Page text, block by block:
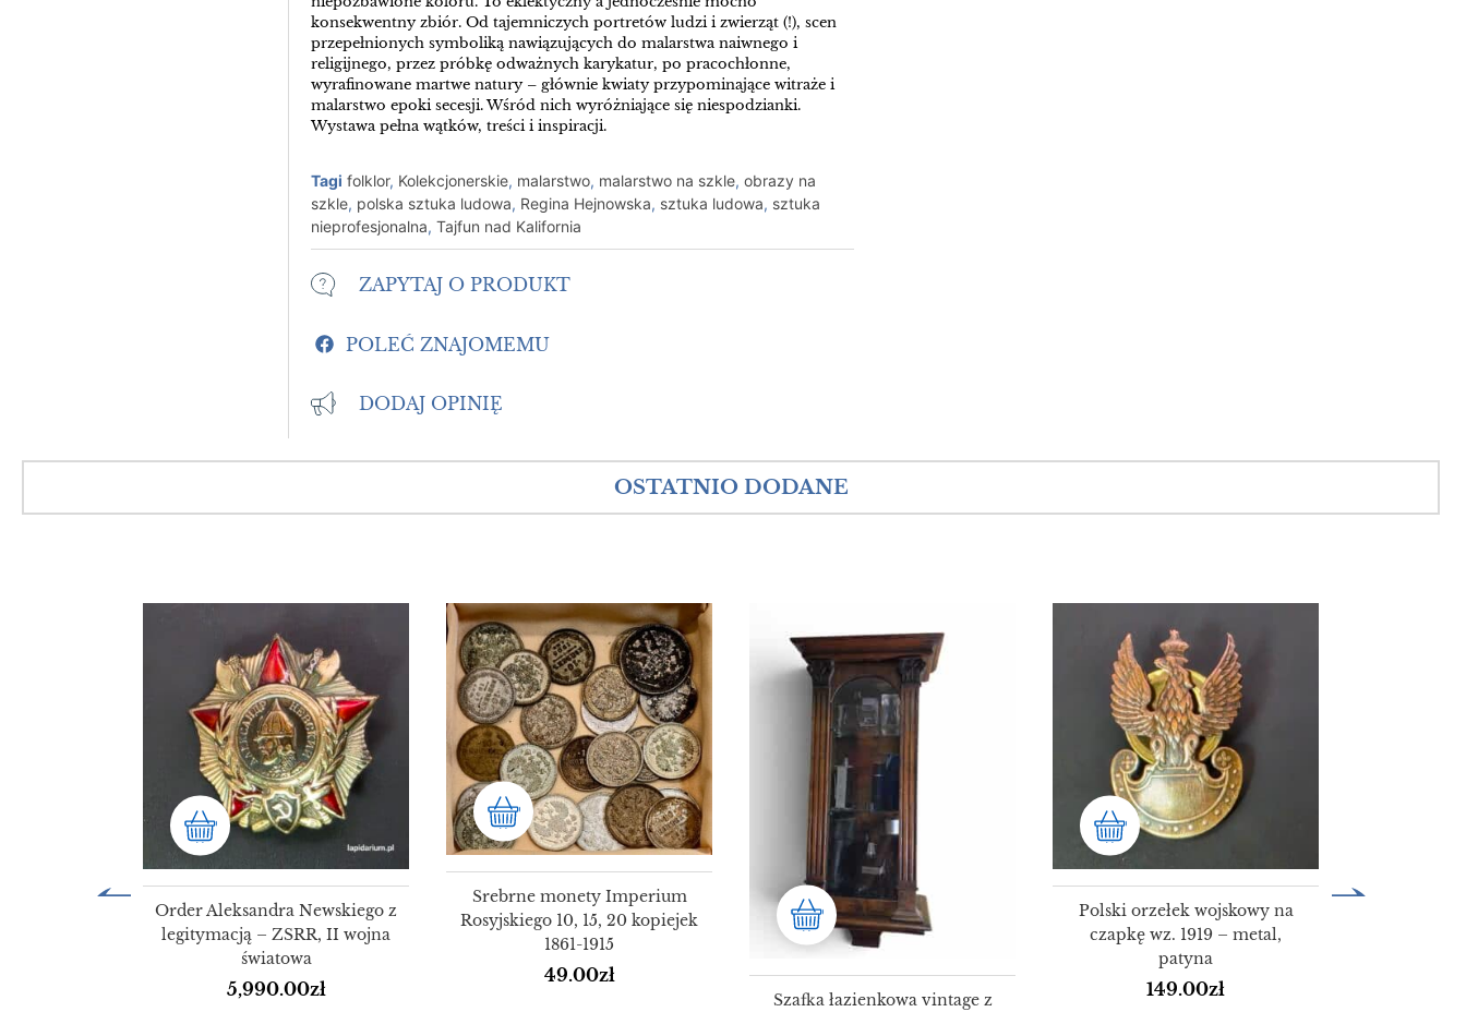
konsekwentny zbiór. Od tajemniczych portretów ludzi i zwierząt (!), scen
przepełnionych symboliką nawiązujących do malarstwa naiwnego i
religijnego, przez próbkę odważnych karykatur, po pracochłonne,
wyrafinowane martwe natury – głównie kwiaty przypominające witraże i
malarstwo epoki secesji. Wśród nich wyróżniające się niespodzianki.
Wystawa pełna wątków, treści i inspiracji.
Tagi folklor, Kolekcjonerskie, malarstwo, malarstwo na szkle, obrazy na
szkle, polska sztuka ludowa, Regina Hejnowska, sztuka ludowa, sztuka
nieprofesjonalna, Tajfun nad Kalifornia
ZAPYTAJ O PRODUKT
POLEĆ ZNAJOMEMU
DODAJ OPINIĘ
OSTATNIO DODANE
Order Aleksandra Newskiego z
legitymacją – ZSRR, II wojna
światowa
5,990.00zł
Srebrne monety Imperium
Rosyjskiego 10, 15, 20 kopiejek
1861-1915
49.00zł
Szafka łazienkowa vintage z
Polski orzełek wojskowy na
czapkę wz. 1919 – metal,
patyna
149.00zł